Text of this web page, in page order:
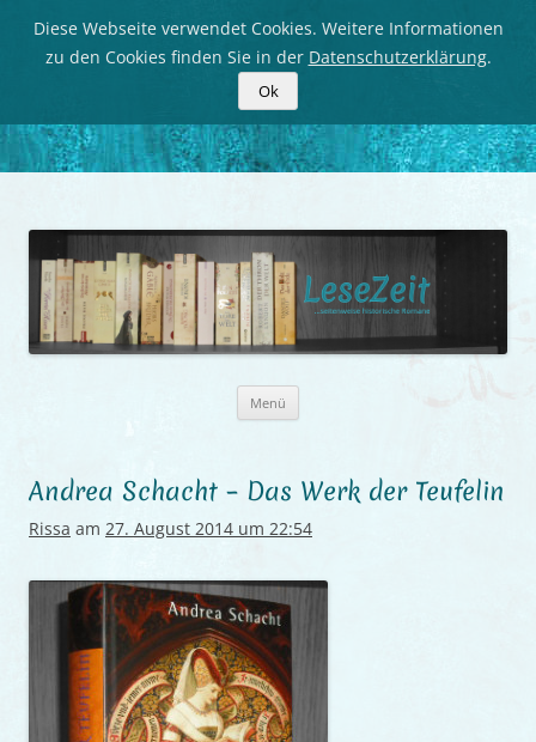
LeseZeit
Menü
Andrea Schacht – Das Werk der Teufelin
Rissa am 27. August 2014 um 22:54
Diese Webseite verwendet Cookies. Weitere Informationen
zu den Cookies finden Sie in der Datenschutzerklärung.
Ok